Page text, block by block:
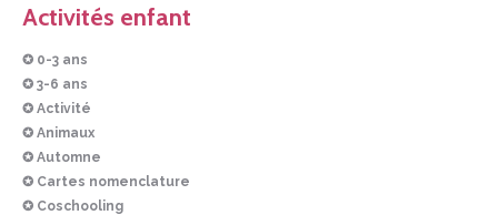
Activités enfant
✪ 0-3 ans
✪ 3-6 ans
✪ Activité
✪ Animaux
✪ Automne
✪ Cartes nomenclature
✪ Coschooling